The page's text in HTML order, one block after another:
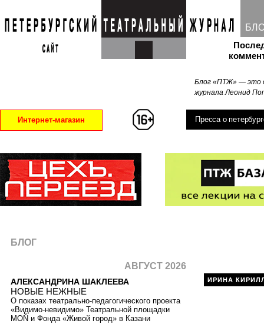
Блог «ПТЖ» — это
журнала Леонид
Интернет-магазин Пресса о
ИРИНА
БЛОГ
АВГУСТ 2026
АЛЕКСАНДРИНА ШАКЛЕЕВА
НОВЫЕ НЕЖНЫЕ
О показах театрально-педагогического проекта
«Видимо-невидимо» Театральной площадки
MOŇ и Фонда «Живой город» в Казани